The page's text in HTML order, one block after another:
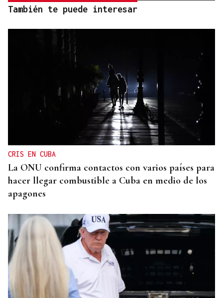
También te puede interesar
CRIS EN CUBA
La ONU confirma contactos con varios países para
hacer llegar combustible a Cuba en medio de los
apagones